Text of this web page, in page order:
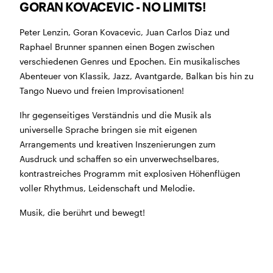
BÜHNE2.7. bis 3.9. geschlossen
ZMITTAG
2.7. bis 9.8. geschlossen
BAR+BISTRO
10.7. bis 1.8. findet ihr unsere Bar ab 18
Uhr im Geissenschachen
ab dem 10.8. sind wir wieder im Haus und freuen uns
auf euch <3
STADTFEST BRUGG
während demStadtfest Brugg, 20. bis 30. August,
bleibt das Haus jeweils von Freitag Abend bis Montag
Morgen geschlossen
GORAN KOVACEVIC - NO LIMITS!
Peter Lenzin, Goran Kovacevic, Juan Carlos Diaz und
Raphael Brunner spannen einen Bogen zwischen
verschiedenen Genres und Epochen. Ein musikalisches
Abenteuer von Klassik, Jazz, Avantgarde, Balkan bis hin zu
Tango Nuevo und freien Improvisationen!
Ihr gegenseitiges Verständnis und die Musik als
universelle Sprache bringen sie mit eigenen
Arrangements und kreativen Inszenierungen zum
Ausdruck und schaffen so ein unverwechselbares,
kontrastreiches Programm mit explosiven Höhenflügen
voller Rhythmus, Leidenschaft und Melodie.
Musik, die berührt und bewegt!